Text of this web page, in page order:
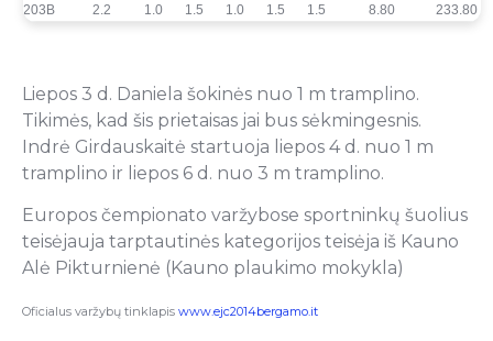
203B
2.2 1.0 1.5 1.0 1.5 1.5 8.80 233.80
Liepos 3 d. Daniela šokinės nuo 1 m tramplino.
Tikimės, kad šis prietaisas jai bus sėkmingesnis.
Indrė Girdauskaitė startuoja liepos 4 d. nuo 1 m
tramplino ir liepos 6 d. nuo 3 m tramplino.
Europos čempionato varžybose sportninkų šuolius
teisėjauja tarptautinės kategorijos teisėja iš Kauno
Alė Pikturnienė (Kauno plaukimo mokykla)
Oficialus varžybų tinklapis www.ejc2014bergamo.it